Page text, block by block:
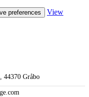
preferences
View
44370 Gråbo